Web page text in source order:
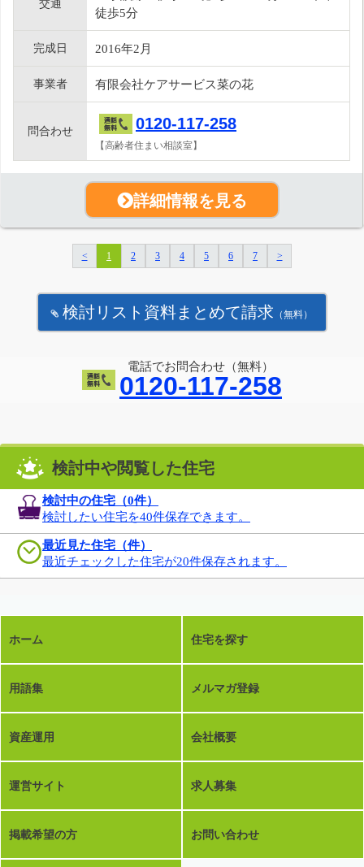
交通
徒歩5分
完成日 2016年2月
事業者 有限会社ケアサービス菜の花
問合わせ 0120-117-258
【高齢者住まい相談室】
詳細情報を見る
< 1 2 3 4 5 6 7 >
検討リスト資料まとめて請求 （無料）
電話でお問合わせ（無料）
0120-117-258
検討中や閲覧した住宅
検討中の住宅（0件）
検討したい住宅を40件保存できます。
最近見た住宅（件）
最近チェックした住宅が20件保存されます。
ホーム 住宅を探す
用語集 メルマガ登録
資産運用 会社概要
運営サイト 求人募集
掲載希望の方 お問い合わせ